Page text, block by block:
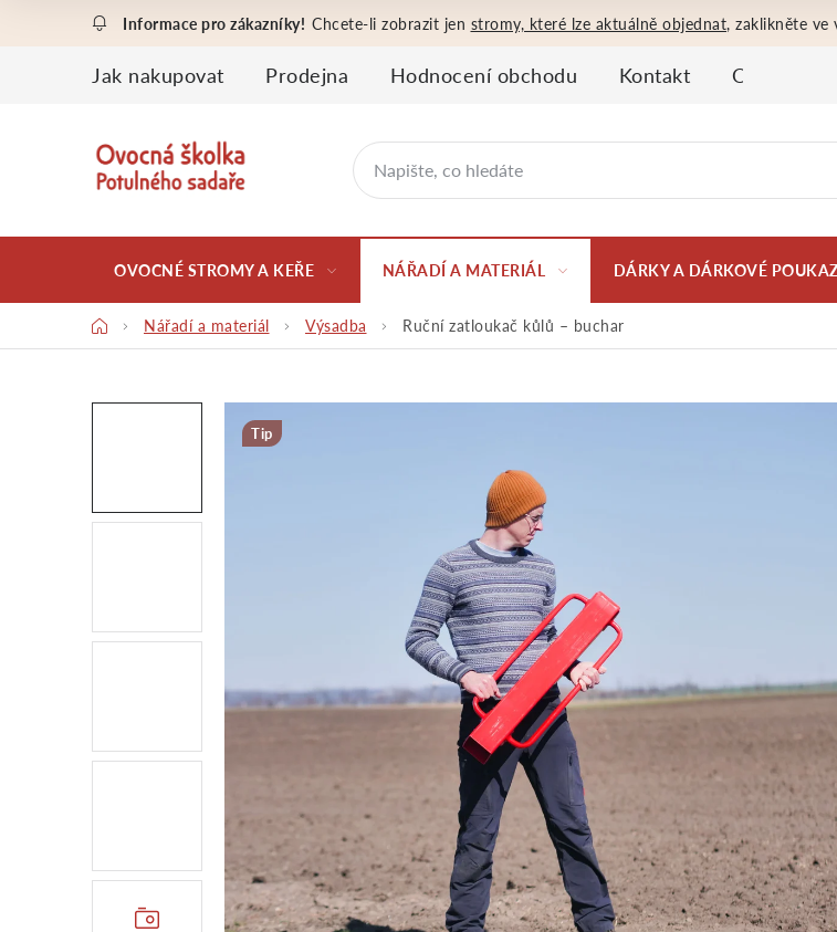
Chcete-li zobrazit jen stromy, které lze aktuálně objednat, zaklikněte
Jak nakupovat Prodejna Hodnocení obchodu Kontakt Obchodní
OVOCNÉ STROMY A KEŘE NÁŘADÍ A MATERIÁL DÁRKY A DÁRKOVÉ
DomůNářadí a materiál Výsadba Ruční zatloukač kůlů – buchar
Tip